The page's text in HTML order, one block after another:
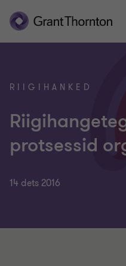
RIIGIHANKED
protsessid
14 dets 2016